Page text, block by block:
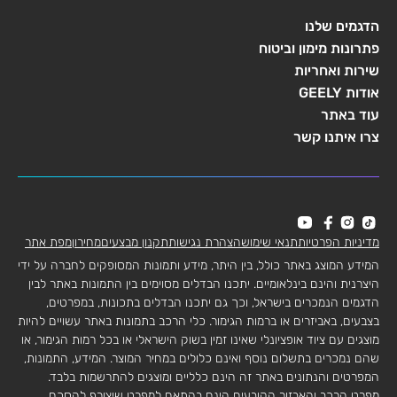
הדגמים שלנו
פתרונות מימון וביטוח
שירות ואחריות
אודות GEELY
עוד באתר
צרו איתנו קשר
מדיניות הפרטיותתנאי שימושהצהרת נגישותתקנון מבצעיםמחירוןמפת אתר
המידע המוצג באתר כולל, בין היתר, מידע ותמונות המסופקים לחברה על ידי
היצרנית והינם בינלאומיים. יתכנו הבדלים מסוימים בין התמונות באתר לבין
הדגמים הנמכרים בישראל, וכך גם יתכנו הבדלים בתכונות, במפרטים,
בצבעים, באביזרים או ברמות הגימור. כלי הרכב בתמונות באתר עשויים להיות
מוצגים עם ציוד אופציונלי שאינו זמין בשוק הישראלי או בכל רמות הגימור, או
שהם נמכרים בתשלום נוסף ואינם כלולים במחיר המוצר. המידע, התמונות,
המפרטים והנתונים באתר זה הינם כלליים ומוצגים להתרשמות בלבד.